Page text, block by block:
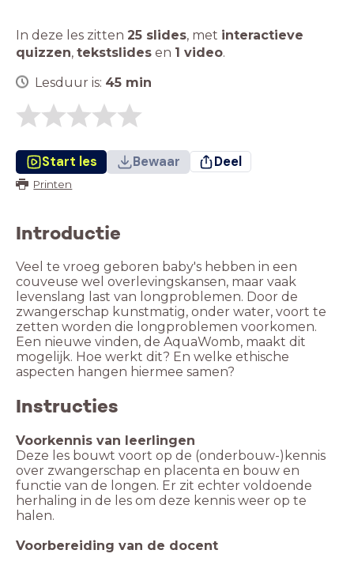
In deze les zitten 25 slides, met interactieve
quizzen, tekstslides en 1 video.
Lesduur is: 45 min
Start les Bewaar Deel
Printen
Introductie
Veel te vroeg geboren baby's hebben in een
couveuse wel overlevingskansen, maar vaak
levenslang last van longproblemen. Door de
zwangerschap kunstmatig, onder water, voort te
zetten worden die longproblemen voorkomen.
Een nieuwe vinden, de AquaWomb, maakt dit
mogelijk. Hoe werkt dit? En welke ethische
aspecten hangen hiermee samen?
Instructies
Deze les bouwt voort op de (onderbouw-)kennis
over zwangerschap en placenta en bouw en
functie van de longen. Er zit echter voldoende
herhaling in de les om deze kennis weer op te
halen.